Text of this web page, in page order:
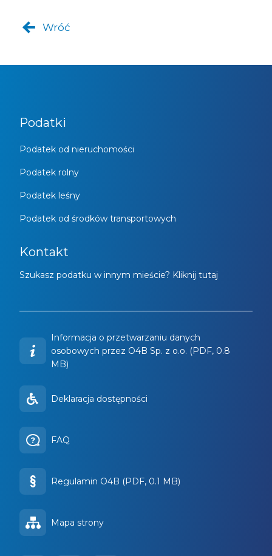
Wróć
Podatki
Podatek od nieruchomości
Podatek rolny
Podatek leśny
Podatek od środków transportowych
Kontakt
Szukasz podatku w innym mieście? Kliknij tutaj
Informacja o przetwarzaniu danych
osobowych przez O4B Sp. z o.o. (PDF, 0.8
MB)
Deklaracja dostępności
FAQ
Regulamin O4B (PDF, 0.1 MB)
Mapa strony